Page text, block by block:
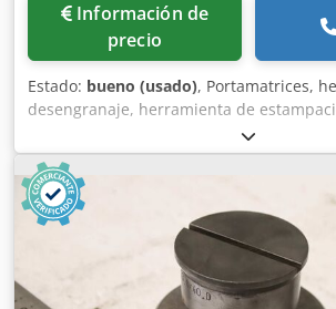
Información de
precio
Estado: bueno (usado), Portamatrices,
desengranaje, herramienta de
matriz de estampación, punzón de
forma para orificios alargados, juego de
matrices para orificios alargados
Punzón de estampación: juego de
forma para orificios alargados -Tamaño:
Matriz: 20,7 x 40,7 mm -Dimensiones de